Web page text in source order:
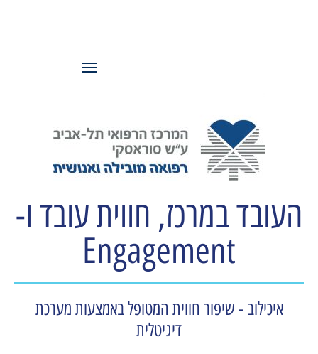
תפריט
העובד במרכז, חווית עובד ו-
Engagement
איכילוב - שיפור חווית המטופל באמצעות מערכת
דיגיטלית